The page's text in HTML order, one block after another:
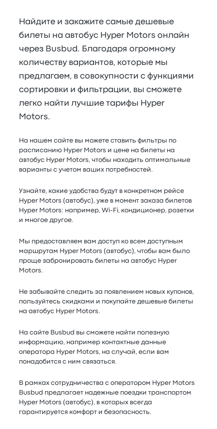
Найдите и закажите самые дешевые
билеты на автобус Hyper Motors онлайн
через Busbud. Благодаря огромному
количеству вариантов, которые мы
предлагаем, в совокупности с функциями
сортировки и фильтрации, вы сможете
легко найти лучшие тарифы Hyper
Motors.
На нашем сайте вы можете ставить фильтры по
расписанию Hyper Motors и цене на билеты на
автобус Hyper Motors, чтобы находить оптимальные
варианты с учетом ваших потребностей.
Узнайте, какие удобства будут в конкретном рейсе
Hyper Motors (автобус), уже в момент заказа билетов
Hyper Motors: например, Wi-Fi, кондиционер, розетки
и многое другое.
Мы предоставляем вам доступ ко всем доступным
маршрутам Hyper Motors (автобус), чтобы вам было
проще забронировать билеты на автобус Hyper
Motors.
Не забывайте следить за появлением новых купонов,
пользуйтесь скидками и покупайте дешевые билеты
на автобус Hyper Motors.
На сайте Busbud вы сможете найти полезную
информацию, например контактные данные
оператора Hyper Motors, на случай, если вам
понадобится с ним связаться.
В рамках сотрудничества с оператором Hyper Motors
Busbud предлагает надежные поездки транспортом
Hyper Motors (автобус), в которых всегда
гарантируется комфорт и безопасность.